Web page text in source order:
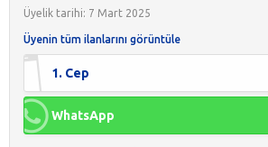
Üyelik tarihi: 7 Mart 2025
Üyenin tüm ilanlarını görüntüle
1. Cep
WhatsApp